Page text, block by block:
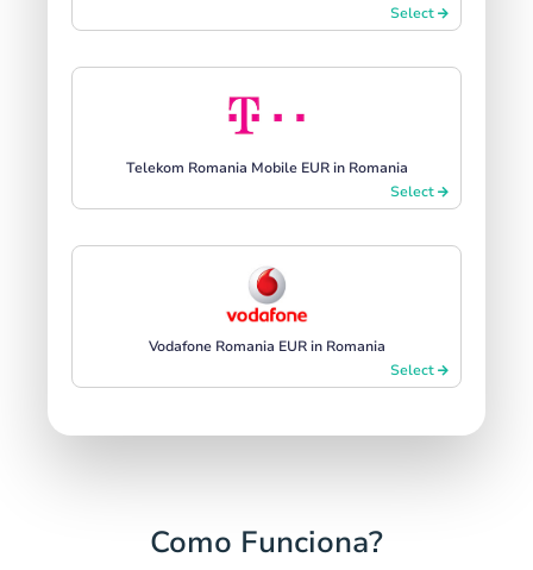
Select
Telekom Romania Mobile EUR in Romania
Select
Vodafone Romania EUR in Romania
Select
Como Funciona?